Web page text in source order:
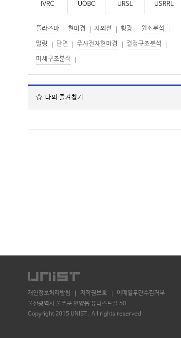
IVRC UOBC URSL USRRL
플라즈마 현미경 자외선 형광 원소분석
밀링 단면 주사전자현미경 결정구조분석
미세구조분석
나의 즐겨찾기
개인정보처리방침 저작권보호
이메일무단수집거부
울산광역시 울주군 언양읍 유니스트길 50
Copyright 2015 UNIST . All rights reserved